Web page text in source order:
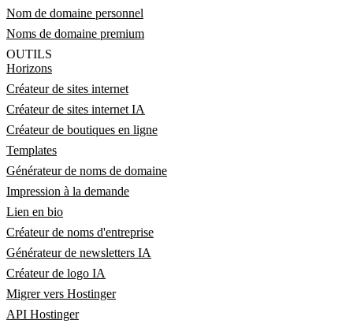
Nom de domaine personnel
Noms de domaine premium
OUTILS
Horizons
Créateur de sites internet
Créateur de sites internet IA
Créateur de boutiques en ligne
Templates
Générateur de noms de domaine
Impression à la demande
Lien en bio
Créateur de noms d'entreprise
Générateur de newsletters IA
Créateur de logo IA
Migrer vers Hostinger
API Hostinger